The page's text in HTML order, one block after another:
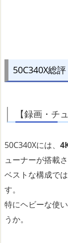
50C340X総評
【録画・チ
50C340Xには、
ューナーが搭載
ベストな構成で
す。
特にヘビーな使
うか。